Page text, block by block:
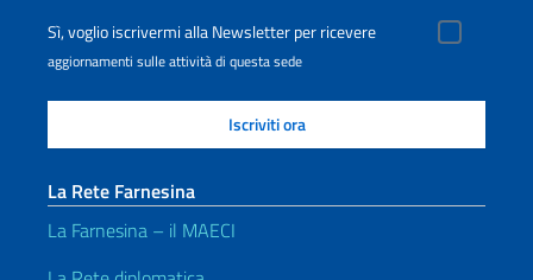
Sì, voglio iscrivermi alla Newsletter per ricevere
aggiornamenti sulle attività di questa sede
La Rete Farnesina
La Farnesina – il MAECI